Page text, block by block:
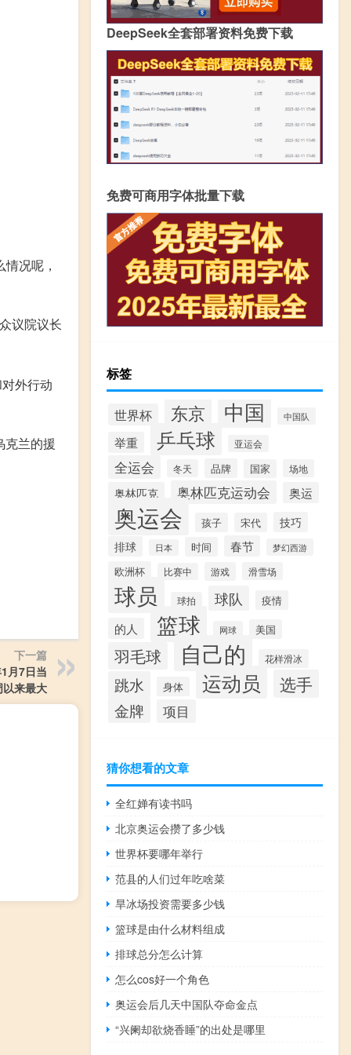
况呢，
议院议长
外行动
克兰的援
下一篇
月7日当
以来最大
DeepSeek全套部署资料免费下载
免费可商用字体批量下载
标签
世界杯 东京 中国 中国队
举重 乒乓球 亚运会
全运会 冬天 品牌 国家 场地
奥林匹克 奥林匹克运动会 奥运
奥运会 孩子 宋代
技巧
排球
日本 时间 春节 梦幻西游
欧洲杯 比赛中 游戏 滑雪场
球员 球拍 球队 疫情
的人 篮球 网球 美国
羽毛球 自己的 花样滑冰
跳水 身体 运动员 选手
金牌 项目
猜你想看的文章
全红婵有读书吗
北京奥运会攒了多少钱
世界杯要哪年举行
范县的人们过年吃啥菜
旱冰场投资需要多少钱
篮球是由什么材料组成
排球总分怎么计算
怎么cos好一个角色
奥运会后几天中国队夺命金点
“兴阑却欲烧香睡”的出处是哪里